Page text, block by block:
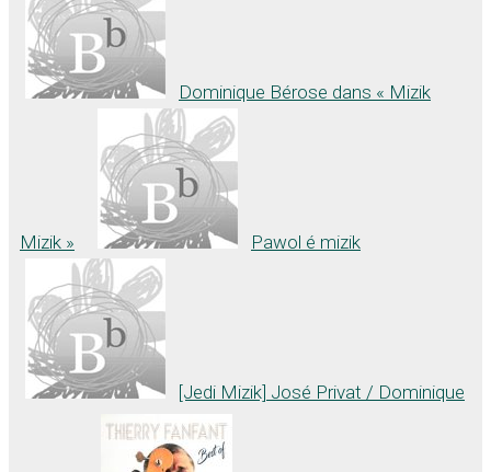
Dominique Bérose dans « Mizik
Mizik » Pawol é mizik
[Jedi Mizik] José Privat / Dominique